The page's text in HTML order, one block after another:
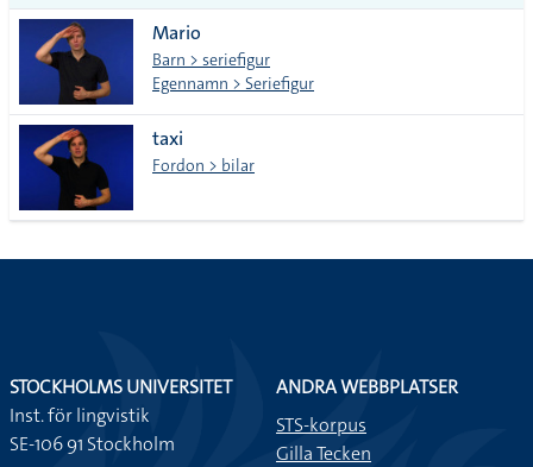
alla i
lista
Mario
Barn > seriefigur
Egennamn > Seriefigur
taxi
Fordon > bilar
STOCKHOLMS UNIVERSITET
Inst. för lingvistik
SE-106 91 Stockholm
ANDRA WEBBPLATSER
STS-korpus
Gilla Tecken